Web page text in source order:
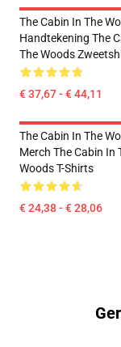
The Cabin In The
Handtekening The
The Woods
€ 37,67 - € 44,11
The Cabin In The
Merch The Cabin In
Woods T-Shirts
€ 24,38 - € 28,06